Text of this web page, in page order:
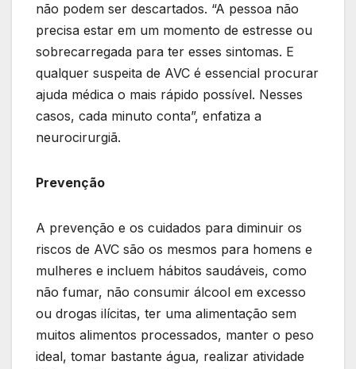
não podem ser descartados. “A pessoa não
precisa estar em um momento de estresse ou
sobrecarregada para ter esses sintomas. E
qualquer suspeita de AVC é essencial procurar
ajuda médica o mais rápido possível. Nesses
casos, cada minuto conta”, enfatiza a
neurocirurgiã.
Prevenção
A prevenção e os cuidados para diminuir os
riscos de AVC são os mesmos para homens e
mulheres e incluem hábitos saudáveis, como
não fumar, não consumir álcool em excesso
ou drogas ilícitas, ter uma alimentação sem
muitos alimentos processados, manter o peso
ideal, tomar bastante água, realizar atividade